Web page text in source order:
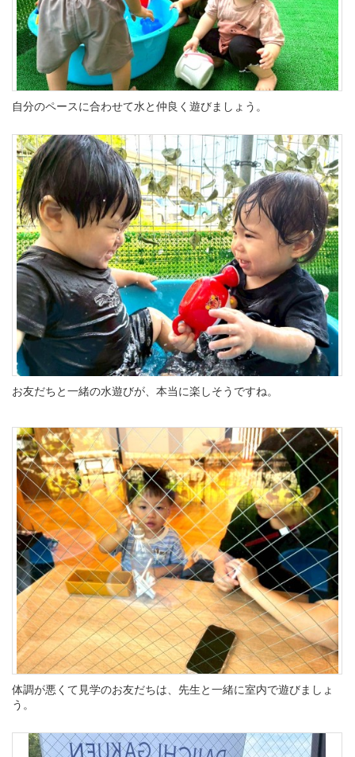
自分のペースに合わせて水と仲良く遊びましょう。
お友だちと一緒の水遊びが、本当に楽しそうですね。
体調が悪くて見学のお友だちは、先生と一緒に室内で遊びましょ
う。